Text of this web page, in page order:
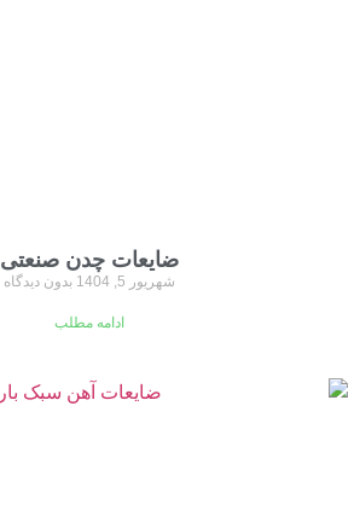
ضایعات چدن صنعتی
شهریور 5, 1404 بدون دیدگاه
ادامه مطلب